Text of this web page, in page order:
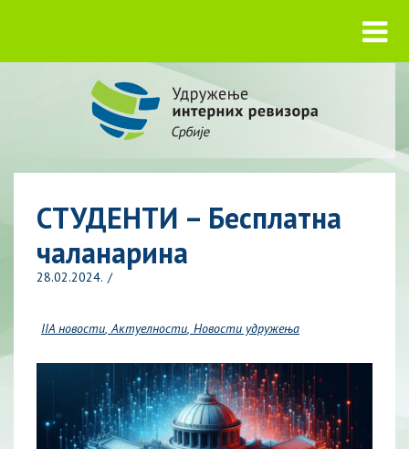
СТУДЕНТИ – Бесплатна
чаланарина
28.02.2024.
IIA новости Актуелности Новости удружења